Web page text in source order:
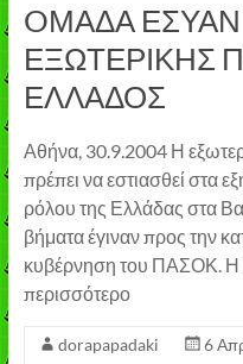
OΜΑΔΑ ΕΣΥΑΝ
ΕΞΩΤΕΡΙΚΗΣ
ΕΛΛΑΔΟΣ
Αθήνα, 30.9.2004 Η
πρέπει να εστιασθεί στα
ρόλου της Ελλάδας στα
βήματα έγιναν προς την
κυβέρνηση του ΠΑΣΟΚ. Η
περισσότερο
dorapapadaki 6